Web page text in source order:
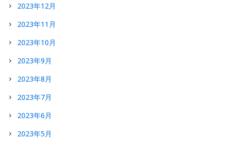
2023年12月
2023年11月
2023年10月
2023年9月
2023年8月
2023年7月
2023年6月
2023年5月